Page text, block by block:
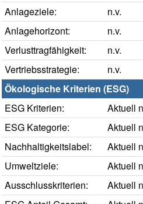
Anlageziele:
n.v.
Anlagehorizont:
n.v.
Verlusttragfähigkeit:
n.v.
Vertriebsstrategie:
n.v.
Ökologische Kriterien (ESG)
ESG Kriterien:
Aktuell
ESG Kategorie:
Aktuell
Nachhaltigkeitslabel:
Aktuell
Umweltziele:
Aktuell
Ausschlusskriterien:
Aktuell